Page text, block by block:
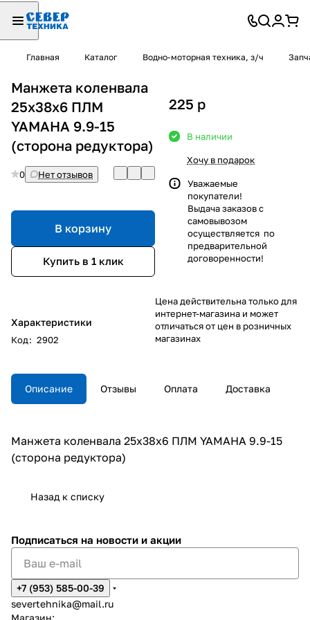
Главная Каталог Водно-моторная техника, з/ч
Манжета коленвала
25х38х6 ПЛМ
YAMAHA 9.9-15
(сторона редуктора)
0 Нет отзывов
В корзину
Купить в 1 клик
Характеристики
Код: 2902
225 p
В наличии
Хочу в подарок
Уважаемые
покупатели!
Выдача заказов с
самовывозом
осуществляется по
предварительной
договоренности!
Цена действительна только для
интернет-магазина и может
отличаться от цен в розничных
магазинах
Описание Отзывы Оплата Доставка
Манжета коленвала 25х38х6 ПЛМ YAMAHA 9.9-15
(сторона редуктора)
Назад к списку
Подписаться на новости и акции
+7 (953) 585-00-39
severtehnika@mail.ru
Магазин: